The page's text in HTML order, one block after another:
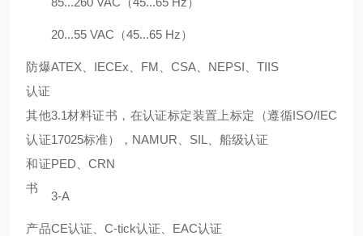
20...55 VAC（45...65 Hz）
防爆
认证
ATEX、IECEx、FM、CSA、NEPSI、TIIS
其他
认证
和证
书
3.1材料证书，在认证标定装置上标定（遵循ISO/IEC
17025标准），NAMUR、SIL、船级认证
PED、CRN
3-A
产品CE认证、C-tick认证、EAC认证